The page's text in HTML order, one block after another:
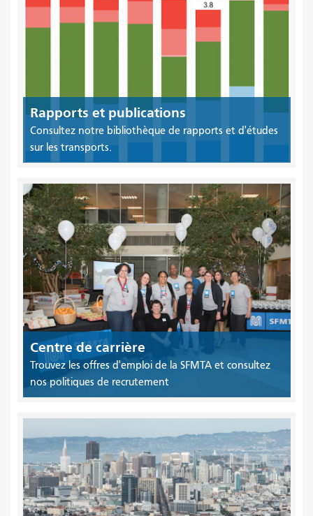
Rapports et publications
Consultez notre bibliothèque de rapports et d'études
sur les transports.
Centre de carrière
Trouvez les offres d'emploi de la SFMTA et consultez
nos politiques de recrutement